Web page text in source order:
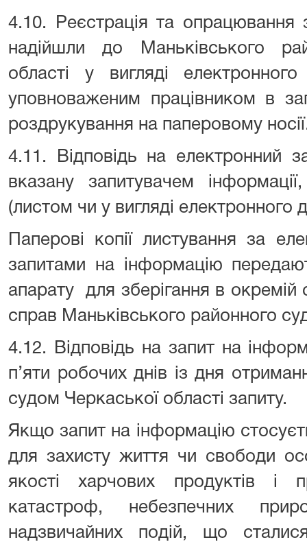
4.10. Реєстрація та опрацювання
надійшли до Маньківського
області у вигляді
уповноваженим працівником в
роздрукування на паперовому
4.11. Відповідь на електронний
вказану запитувачем
(листом чи у вигляді електронного
Паперові копії листування за
запитами на інформацію
апарату для зберігання в окремій
справ Маньківського районного
4.12. Відповідь на запит на
п’яти робочих днів із дня
судом Черкаської області запиту.
Якщо запит на інформацію
для захисту життя чи свободи
якості харчових продуктів і
катастроф, небезпечних
надзвичайних подій, що